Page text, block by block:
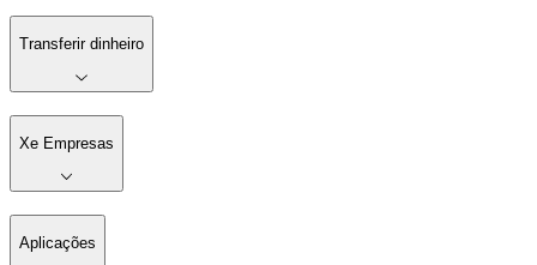
Transferir dinheiro
Xe Empresas
Aplicações